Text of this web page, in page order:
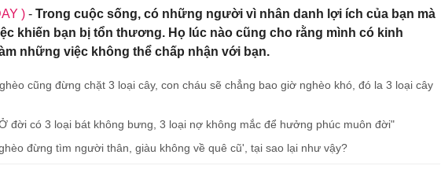
) - Trong cuộc sống, có những người vì nhân danh lợi ích của bạn mà
khiến bạn bị tổn thương. Họ lúc nào cũng cho rằng mình có kinh
những việc không thể chấp nhận với bạn.
cũng đừng chặt 3 loại cây, con cháu sẽ chẳng bao giờ nghèo khó, đó la 3 loại cây
đời có 3 loại bát không bưng, 3 loại nợ không mắc để hưởng phúc muôn đời"
đừng tìm người thân, giàu không về quê cũ', tại sao lại như vậy?